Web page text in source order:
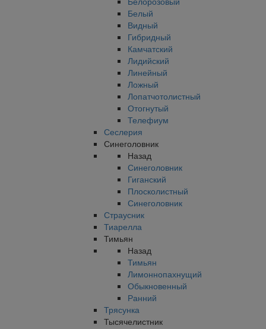
Белый
Видный
Гибридный
Камчатский
Лидийский
Линейный
Ложный
Лопатчотолистный
Отогнутый
Телефиум
Сеслерия
Синеголовник
Назад
Синеголовник
Гиганский
Плосколистный
Синеголовник
Страусник
Тиарелла
Тимьян
Назад
Тимьян
Лимоннопахнущий
Обыкновенный
Ранний
Трясунка
Тысячелистник